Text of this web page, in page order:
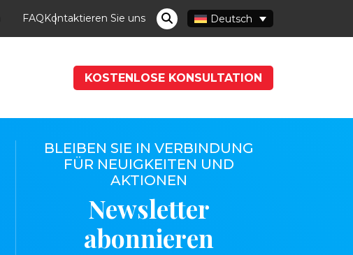
FAQKontaktieren Sie uns Deutsch
KOSTENLOSE KONSULTATION
BLEIBEN SIE IN VERBINDUNG
FÜR NEUIGKEITEN UND
AKTIONEN
Newsletter
abonnieren